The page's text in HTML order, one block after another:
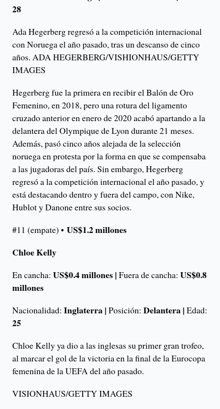
28
Ada Hegerberg regresó a la competición internacional
con Noruega el año pasado, tras un descanso de cinco
años. ADA HEGERBERG/VISHIONHAUS/GETTY
IMAGES
Hegerberg fue la primera en recibir el Balón de Oro
Femenino, en 2018, pero una rotura del ligamento
cruzado anterior en enero de 2020 acabó apartando a la
delantera del Olympique de Lyon durante 21 meses.
Además, pasó cinco años alejada de la selección
noruega en protesta por la forma en que se compensaba
a las jugadoras del país. Sin embargo, Hegerberg
regresó a la competición internacional el año pasado, y
está destacando dentro y fuera del campo, con Nike,
Hublot y Danone entre sus socios.
#11 (empate) • US$1.2 millones
Chloe Kelly
En cancha: US$0.4 millones | Fuera de cancha: US$0.8
millones
Nacionalidad: Inglaterra | Posición: Delantera | Edad:
25
Chloe Kelly ya dio a las inglesas su primer gran trofeo,
al marcar el gol de la victoria en la final de la Eurocopa
femenina de la UEFA del año pasado.
VISIONHAUS/GETTY IMAGES